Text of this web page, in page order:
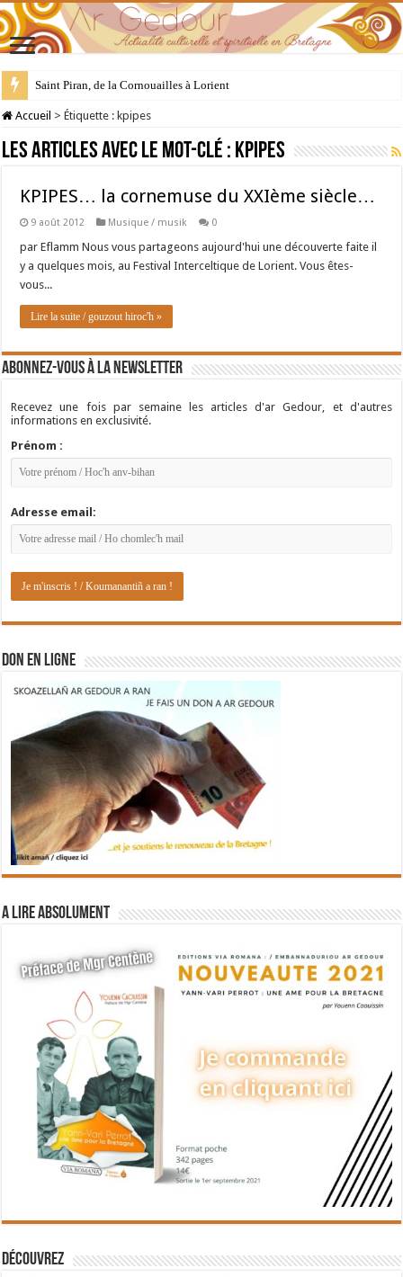
Saint Piran, de la Cornouailles à Lorient
Accueil > Étiquette :kpipes
Les articles avec le mot-clé : kpipes
KPIPES… la cornemuse du XXIème siècle…
9 août 2012 Musique / musik 0
par Eflamm Nous vous partageons aujourd'hui une découverte faite il
y a quelques mois, au Festival Interceltique de Lorient. Vous êtes-
vous...
Lire la suite / gouzout hiroc'h »
Abonnez-vous à la newsletter
Recevez une fois par semaine les articles d'ar Gedour, et d'autres
informations en exclusivité.
Prénom :
Adresse email:
DON EN LIGNE
A lire absolument
Découvrez